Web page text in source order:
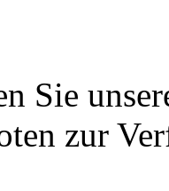
Sie
zur